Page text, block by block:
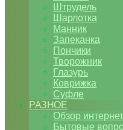
Штрудель
Шарлотка
Манник
Запеканка
Пончики
Творожник
Глазурь
Коврижка
Суфле
РАЗНОЕ
Обзор
Бытовые